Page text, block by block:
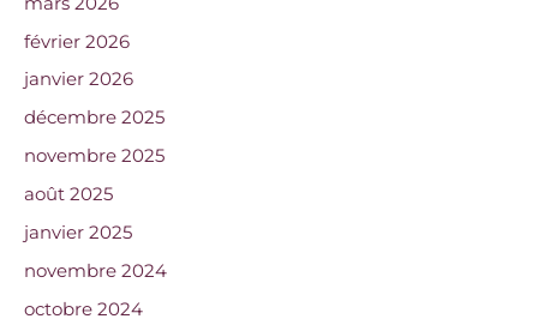
février 2026
janvier 2026
décembre 2025
novembre 2025
août 2025
janvier 2025
novembre 2024
octobre 2024